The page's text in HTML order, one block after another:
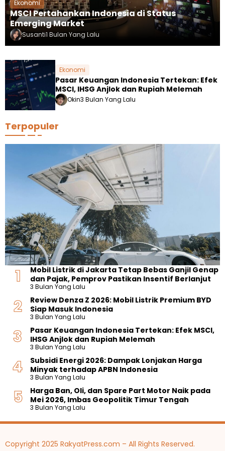
Ekonomi
MSCI Pertahankan Indonesia di Status
Emerging Market
Susanti1 Bulan Yang Lalu
Ekonomi
Pasar Keuangan Indonesia Tertekan: Efek
MSCI, IHSG Anjlok dan Rupiah Melemah
Okin3 Bulan Yang Lalu
Terpopuler
Mobil Listrik di Jakarta Tetap Bebas Ganjil Genap
dan Pajak, Pemprov Pastikan Insentif Berlanjut
3 Bulan Yang Lalu
Review Denza Z 2026: Mobil Listrik Premium BYD
Siap Masuk Indonesia
3 Bulan Yang Lalu
Pasar Keuangan Indonesia Tertekan: Efek MSCI,
IHSG Anjlok dan Rupiah Melemah
3 Bulan Yang Lalu
Subsidi Energi 2026: Dampak Lonjakan Harga
Minyak terhadap APBN Indonesia
3 Bulan Yang Lalu
Harga Ban, Oli, dan Spare Part Motor Naik pada
Mei 2026, Imbas Geopolitik Timur Tengah
3 Bulan Yang Lalu
Copyright 2025 RakyatPress.com – All Rights Reserved.